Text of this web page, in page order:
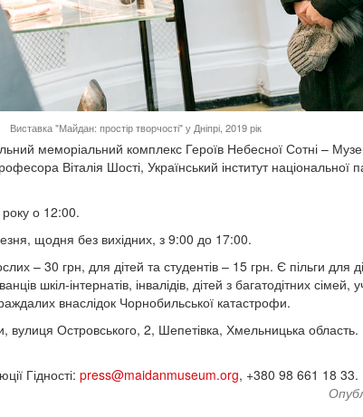
Виставка "Майдан: простір творчості" у Дніпрі, 2019 рік
меморіальний комплекс Героїв Небесної Сотні –
Віталія Шості, Український інститут національної
о 12:00.
щодня без вихідних, з 9:00 до 17:00.
– 30 грн, для дітей та студентів – 15 грн. Є пільги для
шкіл-інтернатів, інвалідів, дітей з багатодітних сімей,
внаслідок Чорнобильської катастрофи.
вулиця Островського, 2, Шепетівка, Хмельницька область.
Гідності: press@maidanmuseum.org, +380 98 661 18 33.